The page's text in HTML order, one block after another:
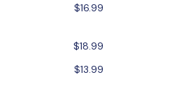
$16.99
$18.99
$13.99